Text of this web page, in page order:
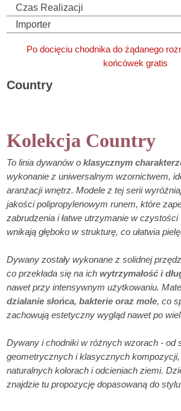
Czas Realizacji
Importer
Po docięciu chodnika do żądanego
końcówek gratis
Country
Kolekcja Country
To linia dywanów oklasycznym
wykonanie z uniwersalnym wzornictwem,
aranżacji wnętrz. Modele z tej serii
jakości polipropylenowym runem, które
zabrudzenia i łatwe utrzymanie w
wnikają głęboko w strukturę, co ułatwia
Dywany zostały wykonane z solidnej
co przekłada się na ichwytrzymałość i
nawet przy intensywnym użytkowaniu.
działanie słońca, bakterie oraz mole, co
zachowują estetyczny wygląd nawet po
Dywany i chodniki w różnych wzorach - od
geometrycznych i klasycznych
naturalnych kolorach i odcieniach ziemi.
znajdzie tu propozycję dopasowaną do